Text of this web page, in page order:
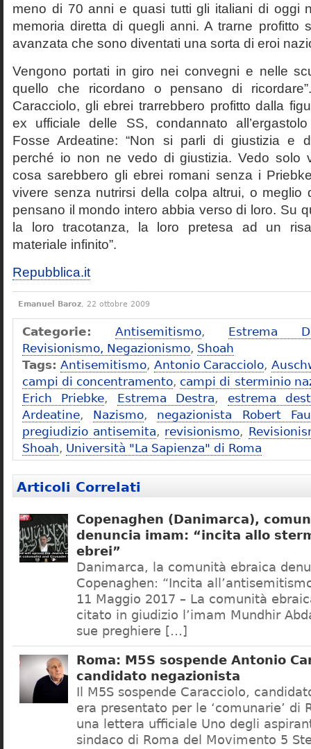
meno di 70 anni e quasi tutti gli italiani di oggi
memoria diretta di quegli anni. A trarne profitto
avanzata che sono diventati una sorta di eroi
Vengono portati in giro nei convegni e nelle
quello che ricordano o pensano di
Caracciolo, gli ebrei trarrebbero profitto dalla
ex ufficiale delle SS, condannato
Fosse Ardeatine: “Non si parli di giustizia e
perché io non ne vedo di giustizia. Vedo solo
cosa sarebbero gli ebrei romani senza i
vivere senza nutrirsi della colpa altrui, o meglio
pensano il mondo intero abbia verso di loro. Su
la loro tracotanza, la loro pretesa ad un
materiale infinito”.
Repubblica.it
Emanuel Baroz, 22 ottobre 2009
Categorie: Antisemitismo, Estrema
Revisionismo, Negazionismo, Shoah
Tags: Antisemitismo, Antonio Caracciolo,
campi di concentramento, campi di sterminio
Erich Priebke, Estrema Destra, estrema
Ardeatine, Nazismo, negazionista Robert
pregiudizio antisemita, revisionismo,
Shoah, Università "La Sapienza" di Roma
Articoli Correlati
Copenaghen (Danimarca),
denuncia imam: “incita allo
ebrei”
Danimarca, la comunità ebraica
Copenaghen: “Incita
11 Maggio 2017 – La comunità
citato in giudizio l’imam Mundhir
sue preghiere […]
Roma: M5S sospende Antonio
candidato negazionista
Il M5S sospende Caracciolo,
era presentato per le ‘comunarie’ di
una lettera ufficiale Uno degli
sindaco di Roma del Movimento 5